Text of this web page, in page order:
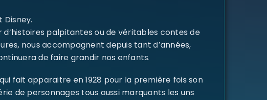
Disney.
palpitantes ou de véritables contes de
nous accompagnent depuis tant d’années,
de faire grandir nos enfants.
fait apparaitre en 1928 pour la première fois son
de personnages tous aussi marquants les uns